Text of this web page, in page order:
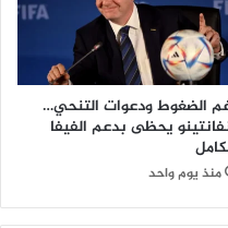
الضغوط ودعوات التنحي…
يحظى بدعم الفيفا
منذ يوم واحد